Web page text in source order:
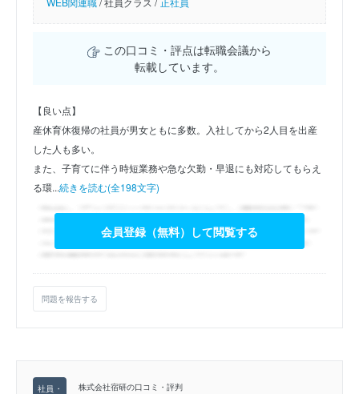
この口コミ・評点は転職会議から
転載しています。
【良い点】
産休育休復帰の社員が男女ともに多数。入社してから2人目を出産
した人も多い。
また、子育てに伴う時短業務や急な欠勤・早退にも対応してもらえ
る環...続きを読む(全198文字)
会員登録（無料）して閲覧する
問題を報告する
株式会社宿研の口コミ・評判